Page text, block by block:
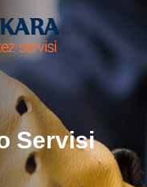
Servisi